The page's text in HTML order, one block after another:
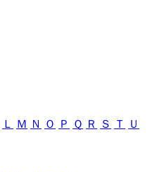
Ｌ Ｍ Ｎ Ｏ Ｐ Ｑ Ｒ Ｓ Ｔ
Ｕ